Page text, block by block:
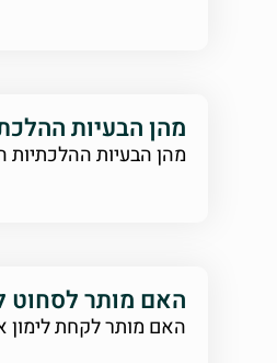
מהן הבעיות
מהן הבעיות ההלכתיות
האם מותר לסחוט
האם מותר לקחת